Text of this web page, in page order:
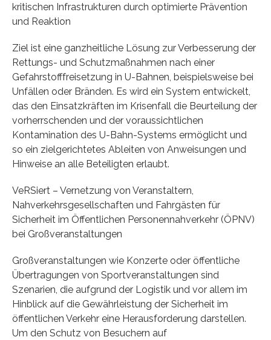
kritischen Infrastrukturen durch optimierte Prävention
und Reaktion
Ziel ist eine ganzheitliche Lösung zur Verbesserung der
Rettungs- und Schutzmaßnahmen nach einer
Gefahrstofffreisetzung in U-Bahnen, beispielsweise bei
Unfällen oder Bränden. Es wird ein System entwickelt,
das den Einsatzkräften im Krisenfall die Beurteilung der
vorherrschenden und der voraussichtlichen
Kontamination des U-Bahn-Systems ermöglicht und
so ein zielgerichtetes Ableiten von Anweisungen und
Hinweise an alle Beteiligten erlaubt.
VeRSiert – Vernetzung von Veranstaltern,
Nahverkehrsgesellschaften und Fahrgästen für
Sicherheit im Öffentlichen Personennahverkehr (ÖPNV)
bei Großveranstaltungen
Großveranstaltungen wie Konzerte oder öffentliche
Übertragungen von Sportveranstaltungen sind
Szenarien, die aufgrund der Logistik und vor allem im
Hinblick auf die Gewährleistung der Sicherheit im
öffentlichen Verkehr eine Herausforderung darstellen.
Um den Schutz von Besuchern auf